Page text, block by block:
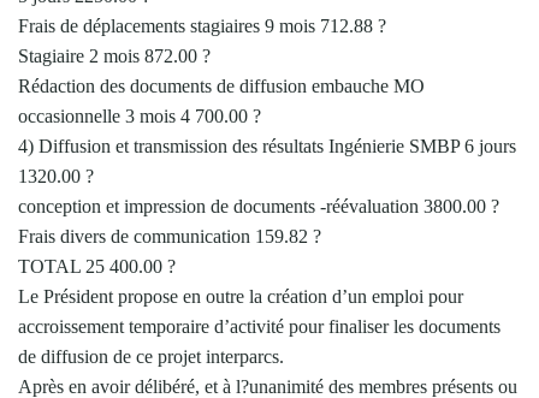
Frais de déplacements stagiaires 9 mois 712.88 ?
Stagiaire 2 mois 872.00 ?
Rédaction des documents de diffusion embauche MO
occasionnelle 3 mois 4 700.00 ?
4) Diffusion et transmission des résultats Ingénierie SMBP 6 jours
1320.00 ?
conception et impression de documents -réévaluation 3800.00 ?
Frais divers de communication 159.82 ?
TOTAL 25 400.00 ?
Le Président propose en outre la création d’un emploi pour
accroissement temporaire d’activité pour finaliser les documents
de diffusion de ce projet interparcs.
Après en avoir délibéré, et à l?unanimité des membres présents ou